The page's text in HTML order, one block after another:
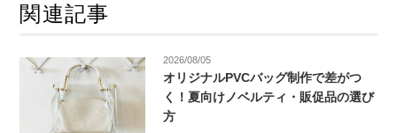
関連記事
2026/08/05
オリジナルPVCバッグ制作で差がつ
く！夏向けノベルティ・販促品の選び
方